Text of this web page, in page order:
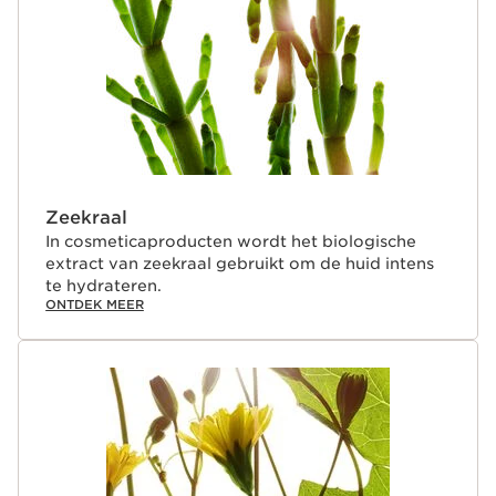
Zeekraal
In cosmeticaproducten wordt het biologische
extract van zeekraal gebruikt om de huid intens
te hydrateren.
ONTDEK MEER